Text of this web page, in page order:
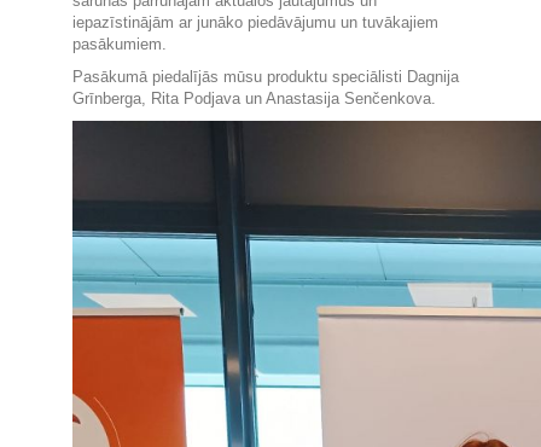
iepazīstinājām ar junāko piedāvājumu un tuvākajiem
pasākumiem.
Pasākumā piedalījās mūsu produktu speciālisti Dagnija
Grīnberga, Rita Podjava un Anastasija Senčenkova.